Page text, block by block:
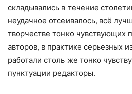
складывались в течение
неудачное отсеивалось, всё
творчестве тонко чувствующих
авторов, в практике серьезных
работали столь же тонко
пунктуации редакторы.